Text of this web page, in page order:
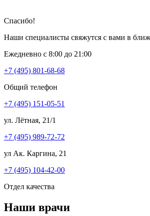
Спасибо!
Наши специалисты свяжутся с вами в
Ежедневно с 8:00 до 21:00
+7 (495) 801-68-68
Общий телефон
+7 (495) 151-05-51
ул. Лётная, 21/1
+7 (495) 989-72-72
ул Ак. Каргина, 21
+7 (495) 104-42-00
Отдел качества
Наши врачи